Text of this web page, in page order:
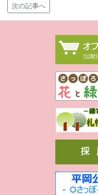
次の記事へ